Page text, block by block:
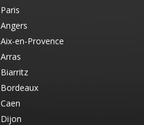
Paris
Angers
Aix-en-Provence
Arras
Biarritz
Bordeaux
Caen
Dijon